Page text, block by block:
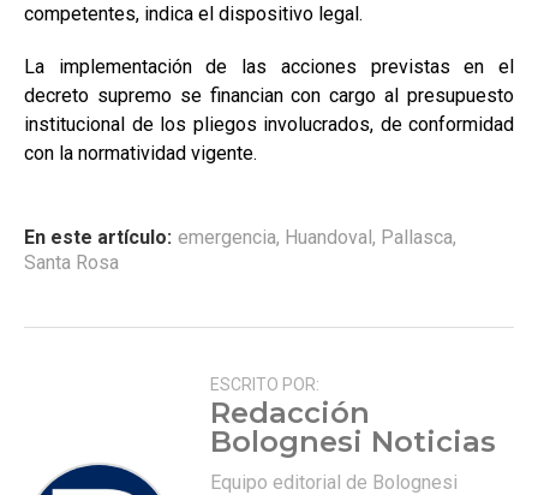
competentes, indica el dispositivo legal.
La implementación de las acciones previstas en el
decreto supremo se financian con cargo al presupuesto
institucional de los pliegos involucrados, de conformidad
con la normatividad vigente.
En este artículo: emergencia, Huandoval, Pallasca,
Santa Rosa
ESCRITO POR:
Redacción
Bolognesi Noticias
Equipo editorial de Bolognesi